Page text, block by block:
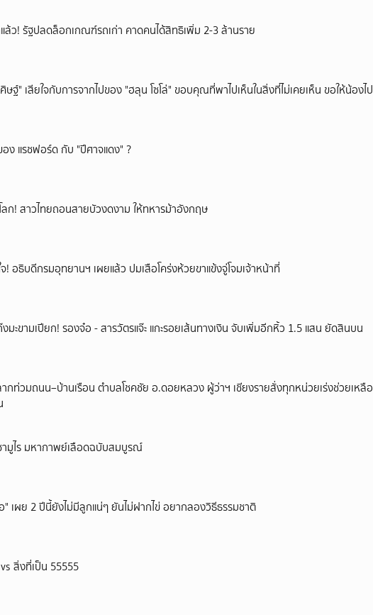
ล้ว! รัฐปลดล็อกเกณฑ์รถเก่า คาดคนได้สิทธิเพิ่ม 2-3 ล้านราย
ษฐ์" เสียใจกับการจากไปของ "ฮลุน โซโล่" ขอบคุณที่พาไปเห็นในสิ่งที่ไม่เคยเห็น ขอให้น้องไป
ง แรชฟอร์ด กับ "ปีศาจแดง" ?
ลก! สาวไทยถอนสายบัวงดงาม ให้ทหารม้าอังกฤษ
จ! อธิบดีกรมอุทยานฯ เผยแล้ว ปมเสือโคร่งห้วยขาแข้งจู่โจมเจ้าหน้าที่
มะขามเปียก! รองจ๋อ - สารวัตรแจ๊ะ แกะรอยเส้นทางเงิน จับเพิ่มอีกหิ้ว 1.5 แสน ยัดสินบน
กท่วมถนน–บ้านเรือน ตำบลโชคชัย อ.ดอยหลวง ผู้ว่าฯ เชียงรายสั่งทุกหน่วยเร่งช่วยเหลือ
มูไร มหากาพย์เลือดฉบับสมบูรณ์
" เผย 2 ปีนี้ยังไม่มีลูกแน่ๆ ยันไม่ฝากไข่ อยากลองวิธีธรรมชาติ
สิ่งที่เป็น 55555